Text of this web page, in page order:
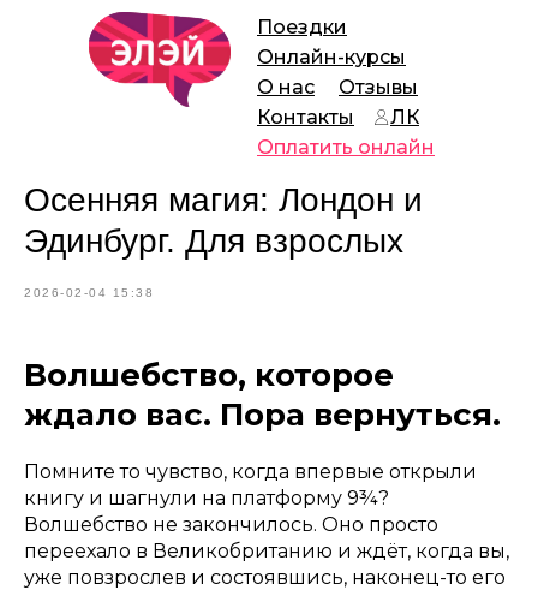
Поездки
Онлайн-курсы
О нас
Отзывы
Контакты
Оплатить онлайн
ЛК
Осенняя магия: Лондон и
Эдинбург. Для взрослых
2026-02-04 15:38
Волшебство, которое
ждало вас. Пора вернуться.
Помните то чувство, когда впервые открыли
книгу и шагнули на платформу 9¾?
Волшебство не закончилось. Оно просто
переехало в Великобританию и ждёт, когда вы,
уже повзрослев и состоявшись, наконец-то его